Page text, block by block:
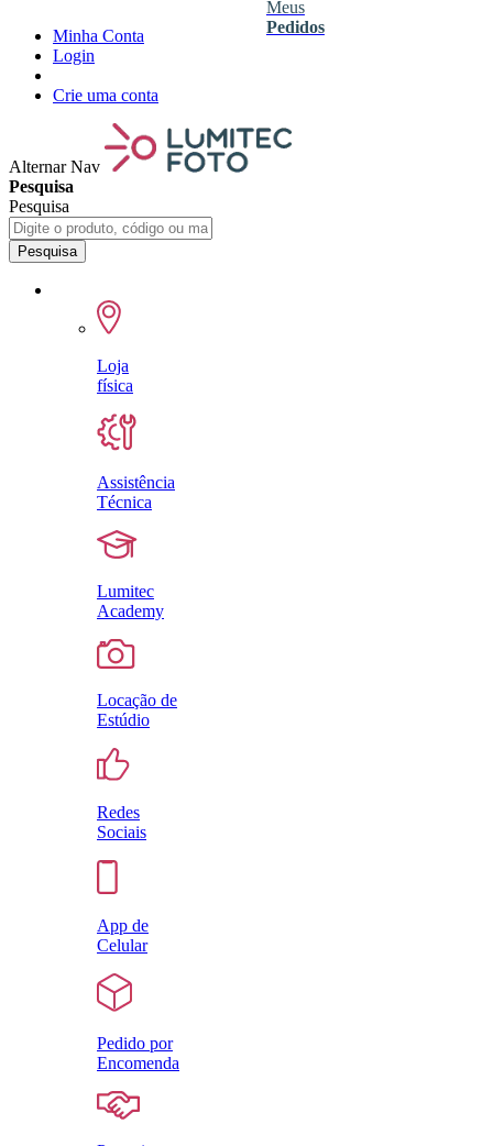
Minha Conta
Login
Crie uma conta
Alternar Nav
Pesquisa
Pesquisa
Pesquisa
Loja
física
Assistência
Técnica
Lumitec
Academy
Locação de
Estúdio
Redes
Sociais
App de
Celular
Pedido por
Encomenda
Meus
Pedidos